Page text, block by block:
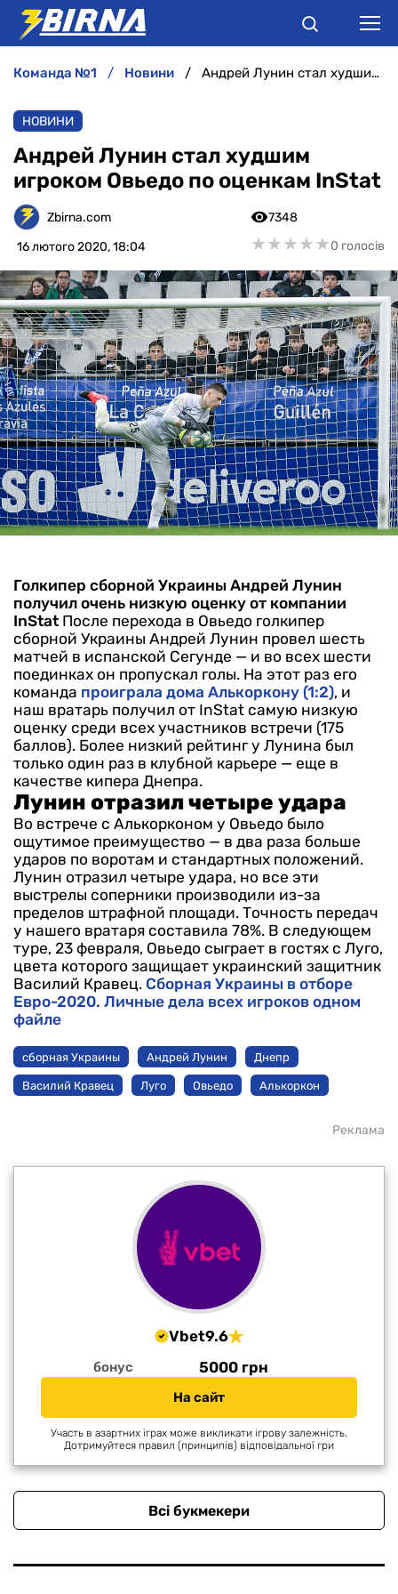
АНАЛІТИКА
ІНТЕРВ'Ю
РІЗНЕ
БУКМЕКЕРИ
команда №1 новини Андрей Лунин стал худшим игроком Овьедо по оценкам InStat
НОВИНИ
Андрей Лунин стал худшим
игроком Овьедо по оценкам InStat
Zbirna.com
16 лютого 2020, 18:04
7348
★★★★★
★★★★★0 голосів
Голкипер сборной Украины Андрей Лунин
получил очень низкую оценку от компании
InStat После перехода в Овьедо голкипер
сборной Украины Андрей Лунин провел шесть
матчей в испанской Сегунде — и во всех шести
поединках он пропускал голы. На этот раз его
команда проиграла дома Алькоркону (1:2), и
наш вратарь получил от InStat самую низкую
оценку среди всех участников встречи (175
баллов). Более низкий рейтинг у Лунина был
только один раз в клубной карьере — еще в
качестве кипера Днепра.
Лунин отразил четыре удара
Во встрече с Алькорконом у Овьедо было
ощутимое преимущество — в два раза больше
ударов по воротам и стандартных положений.
Лунин отразил четыре удара, но все эти
выстрелы соперники производили из-за
пределов штрафной площади. Точность передач
у нашего вратаря составила 78%. В следующем
туре, 23 февраля, Овьедо сыграет в гостях с Луго,
цвета которого защищает украинский защитник
Василий Кравец. Сборная Украины в отборе
Евро-2020. Личные дела всех игроков одном
файле
сборная Украины Андрей Лунин Днепр
Василий Кравец Луго Овьедо Алькоркон
Реклама
Vbet9.6
бонус 5000 грн
На сайт
Участь в азартних іграх може викликати ігрову залежність.
Дотримуйтеся правил (принципів) відповідальної гри
Всі букмекери